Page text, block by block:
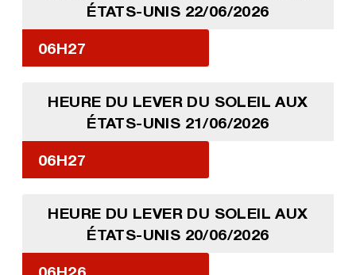
ÉTATS-UNIS 22/06/2026
06H27
HEURE DU LEVER DU SOLEIL AUX
ÉTATS-UNIS 21/06/2026
06H27
HEURE DU LEVER DU SOLEIL AUX
ÉTATS-UNIS 20/06/2026